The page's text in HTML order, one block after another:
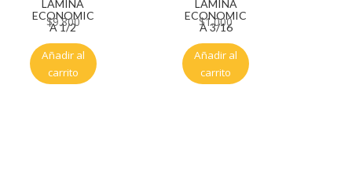
LAMINA
ECONOMIC
A 1/2
$9.800
Añadir al
carrito
LAMINA
ECONOMIC
A 3/16
$1.000
Añadir al
carrito